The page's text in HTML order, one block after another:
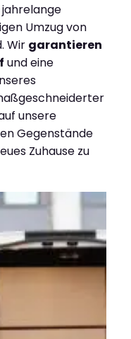
jahrelange
Umzug von
Wir garantieren
und eine
unsere
Gegenstände
Zuhause zu